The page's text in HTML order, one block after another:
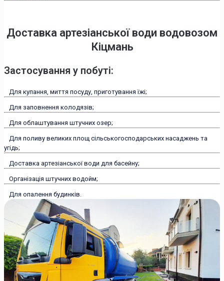
Доставка артезіанської води водовозом
Кіцмань
Застосування у побуті:
Для купання, миття посуду, приготування їжі;
Для заповнення колодязів;
Для облаштування штучних озер;
Для поливу великих площ сільськогосподарських насаджень та
угідь;
Доставка артезіанської води для басейну;
Організація штучних водойм;
Для опалення будинків.